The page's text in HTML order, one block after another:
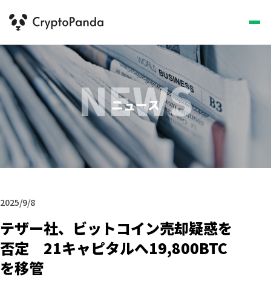
NEWS
ニュース
2025/9/8
テザー社、ビットコイン売却疑惑を
否定 21キャピタルへ19,800BTC
を移管